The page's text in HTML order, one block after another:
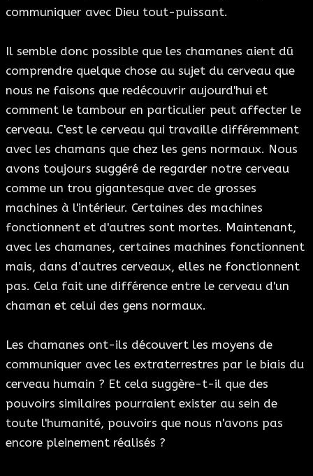
communiquer avec Dieu tout-puissant.
Il semble donc possible que les chamanes aient dû
comprendre quelque chose au sujet du cerveau que
nous ne faisons que redécouvrir aujourd'hui et
comment le tambour en particulier peut affecter le
cerveau. C'est le cerveau qui travaille différemment
avec les chamans que chez les gens normaux. Nous
avons toujours suggéré de regarder notre cerveau
comme un trou gigantesque avec de grosses
machines à l'intérieur. Certaines des machines
fonctionnent et d'autres sont mortes. Maintenant,
avec les chamanes, certaines machines fonctionnent
mais, dans d’autres cerveaux, elles ne fonctionnent
pas. Cela fait une différence entre le cerveau d'un
chaman et celui des gens normaux.
Les chamanes ont-ils découvert les moyens de
communiquer avec les extraterrestres par le biais du
cerveau humain ? Et cela suggère-t-il que des
pouvoirs similaires pourraient exister au sein de
toute l'humanité, pouvoirs que nous n'avons pas
encore pleinement réalisés ?